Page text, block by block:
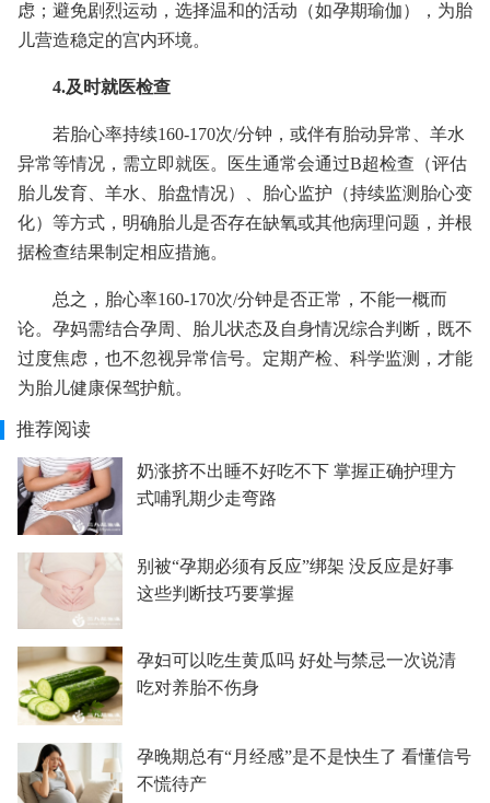
虑；避免剧烈运动，选择温和的活动（如孕期瑜伽），为胎
儿营造稳定的宫内环境。
4.及时就医检查
若胎心率持续160-170次/分钟，或伴有胎动异常、羊水
异常等情况，需立即就医。医生通常会通过B超检查（评估
胎儿发育、羊水、胎盘情况）、胎心监护（持续监测胎心变
化）等方式，明确胎儿是否存在缺氧或其他病理问题，并根
据检查结果制定相应措施。
总之，胎心率160-170次/分钟是否正常，不能一概而
论。孕妈需结合孕周、胎儿状态及自身情况综合判断，既不
过度焦虑，也不忽视异常信号。定期产检、科学监测，才能
为胎儿健康保驾护航。
推荐阅读
奶涨挤不出睡不好吃不下 掌握正确护理方
式哺乳期少走弯路
别被“孕期必须有反应”绑架 没反应是好事
这些判断技巧要掌握
孕妇可以吃生黄瓜吗 好处与禁忌一次说清
吃对养胎不伤身
孕晚期总有“月经感”是不是快生了 看懂信号
不慌待产